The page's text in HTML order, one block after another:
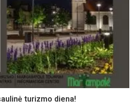
turizmo diena!